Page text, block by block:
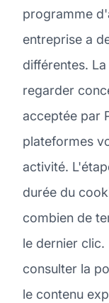
programme
entreprise a
différentes.
regarder
acceptée par
plateformes
activité.
durée du
combien de
le dernier
consulter la
le contenu